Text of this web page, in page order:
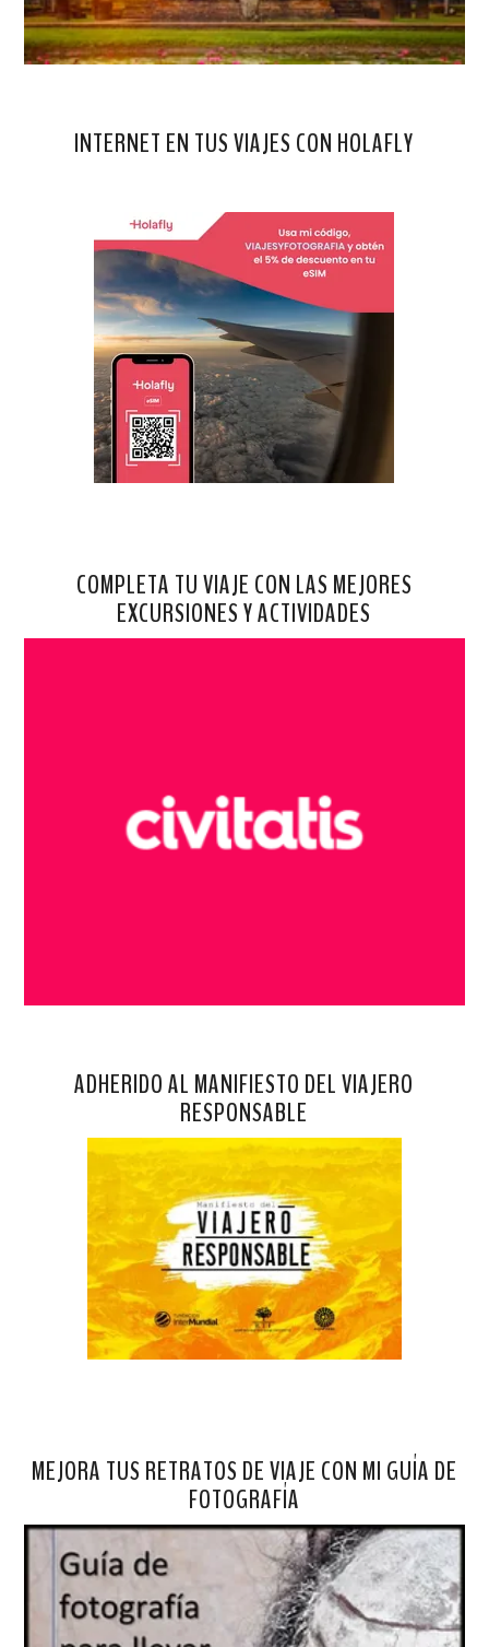
INTERNET EN TUS VIAJES CON HOLAFLY
COMPLETA TU VIAJE CON LAS MEJORES
EXCURSIONES Y ACTIVIDADES
ADHERIDO AL MANIFIESTO DEL VIAJERO
RESPONSABLE
MEJORA TUS RETRATOS DE VIAJE CON MI GUÍA DE
FOTOGRAFÍA